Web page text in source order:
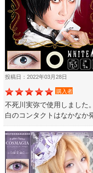
投稿日：2022年03月28日
購入者
不死川実弥で使用しました。
白のコンタクトはなかなか